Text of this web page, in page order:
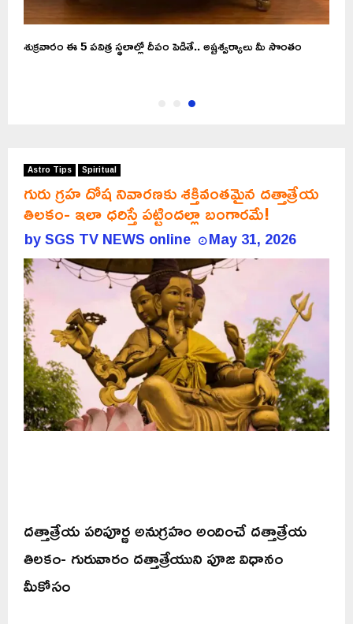
శుక్రవారం ఈ 5 పవిత్ర స్థలాల్లో దీపం పెడితే.. అష్టశ్వర్యాలు మీ సొంతం
Astro Tips Spiritual
గురు గ్రహ దోష నివారణకు శక్తివంతమైన దత్తాత్రేయ
తిలకం- ఇలా ధరిస్తే పట్టిందల్లా బంగారమే!
bySGS TV NEWS online May 31, 2026
దత్తాత్రేయ పరిపూర్ణ అనుగ్రహం అందించే దత్తాత్రేయ
తిలకం- గురువారం దత్తాత్రేయుని పూజ విధానం
మీకోసం